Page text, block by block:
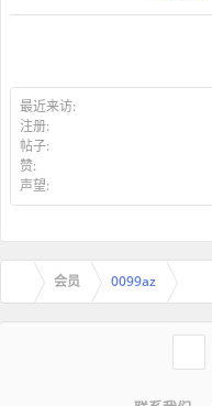
最近来访:
注册:
帖子:
赞:
声望:
会员 0099az